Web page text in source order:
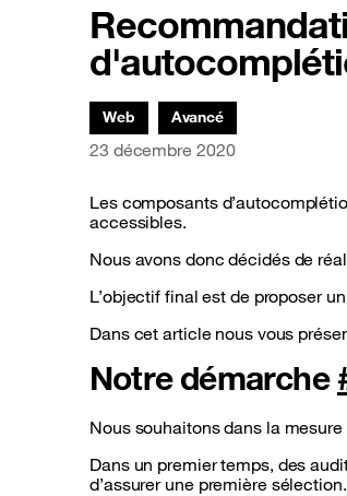
Thématiques associées :
Web Avancé
Date de parution
23 décembre 2020
Les composants
accessibles.
Nous avons donc décidés de
L’objectif final est de proposer
Dans cet article nous vous
Notre démarche
Nous souhaitons dans la
Dans un premier temps, des
d’assurer une première sélection.